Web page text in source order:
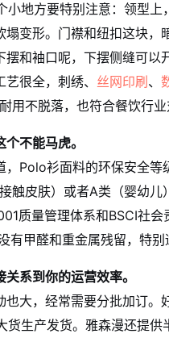
小地方要特别注意：领型
变形。门襟和纽扣这块
和袖口呢，下摆侧缝可以
很全，刺绣、 丝网印刷 、
用不脱落，也符合餐饮行业
不能马虎。
，Polo衫面料的环保安全
触皮肤）或者A类（婴幼儿
质量管理体系和BSCI社会
甲醛和重金属残留，特别
系到你的运营效率。
大，经常需要分批加订。
生产发货。雅森漫还提